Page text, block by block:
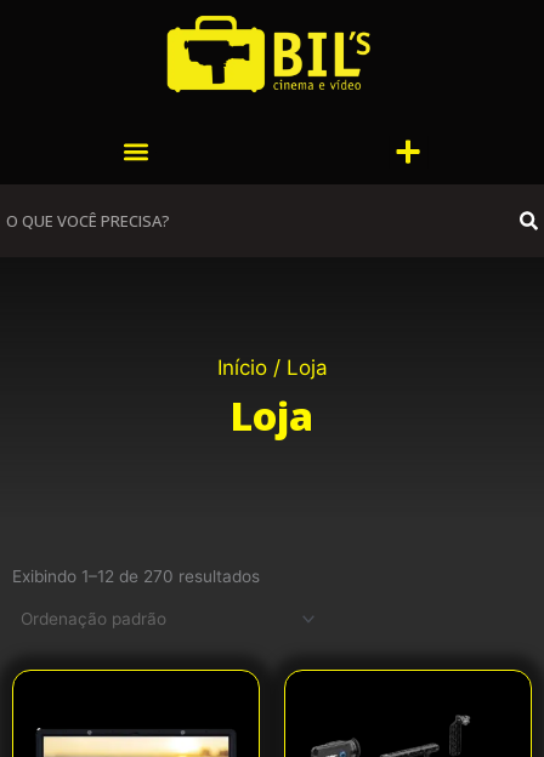
Início/ Loja
Loja
Exibindo 1–12 de 270 resultados